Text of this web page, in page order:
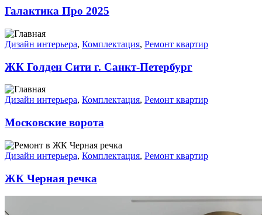
Галактика Про 2025
Дизайн интерьера, Комплектация, Ремонт квартир
ЖК Голден Сити г. Санкт-Петербург
Дизайн интерьера, Комплектация, Ремонт квартир
Московские ворота
Дизайн интерьера, Комплектация, Ремонт квартир
ЖК Черная речка